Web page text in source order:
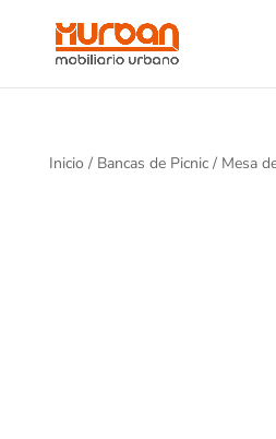
Inicio / Bancas de Picnic/ Mesa